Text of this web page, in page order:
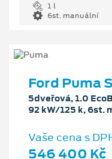
1 l
6st. manuální
Ford Puma
5dveřová, 1.0
92 kW/125 k, 6st.
Vaše cena s
546 400 Kč